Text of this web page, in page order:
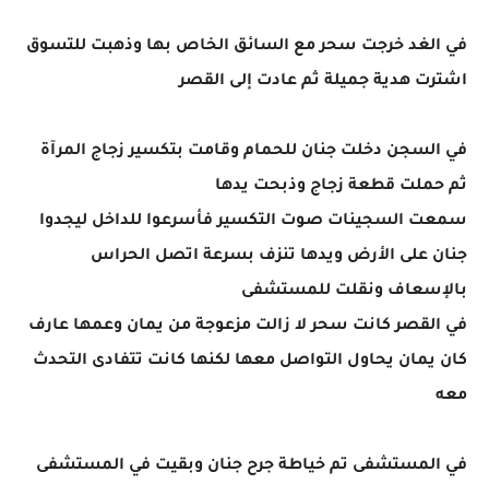
في الغد خرجت سحر مع السائق الخاص بها وذهبت للتسوق
اشترت هدية جميلة ثم عادت إلى القصر
في السجن دخلت جنان للحمام وقامت بتكسير زجاج المرآة
ثم حملت قطعة زجاج وذبحت يدها
سمعت السجينات صوت التكسير فأسرعوا للداخل ليجدوا
جنان على الأرض ويدها تنزف بسرعة اتصل الحراس
بالإسعاف ونقلت للمستشفى
في القصر كانت سحر لا زالت مزعوجة من يمان وعمها عارف
كان يمان يحاول التواصل معها لكنها كانت تتفادى التحدث
معه
في المستشفى تم خياطة جرح جنان وبقيت في المستشفى